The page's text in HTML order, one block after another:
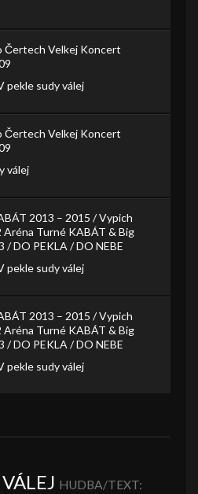
Čertech Velkej Koncert
pekle sudy válej
Čertech Velkej Koncert
válej
2013 – 2015 / Vypich
Aréna Turné KABÁT & Big
/ DO PEKLA / DO NEBE
pekle sudy válej
2013 – 2015 / Vypich
Aréna Turné KABÁT & Big
/ DO PEKLA / DO NEBE
pekle sudy válej
HUDBA/TEXT: